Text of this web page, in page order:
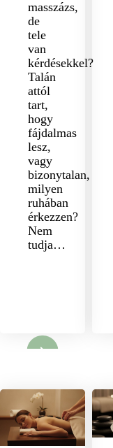
masszázs,
de
tele
van
kérdésekkel?
Talán
attól
tart,
hogy
fájdalmas
lesz,
vagy
bizonytalan,
milyen
ruhában
érkezzen?
Nem
tudja…